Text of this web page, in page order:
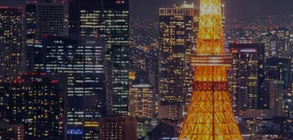
記事カテゴリー
ブログ